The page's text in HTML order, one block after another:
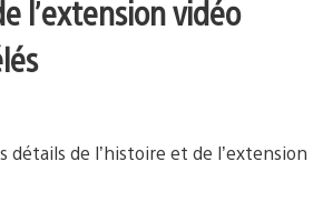
l’extension vidéo